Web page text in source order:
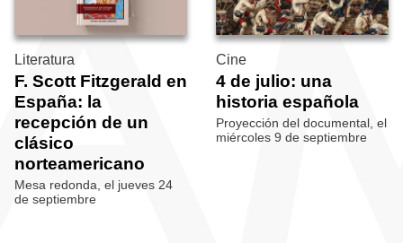
Literatura
F. Scott Fitzgerald en
España: la
recepción de un
clásico
norteamericano
Mesa redonda, el jueves 24
de septiembre
Cine
4 de julio: una
historia española
Proyección del documental, el
miércoles 9 de septiembre